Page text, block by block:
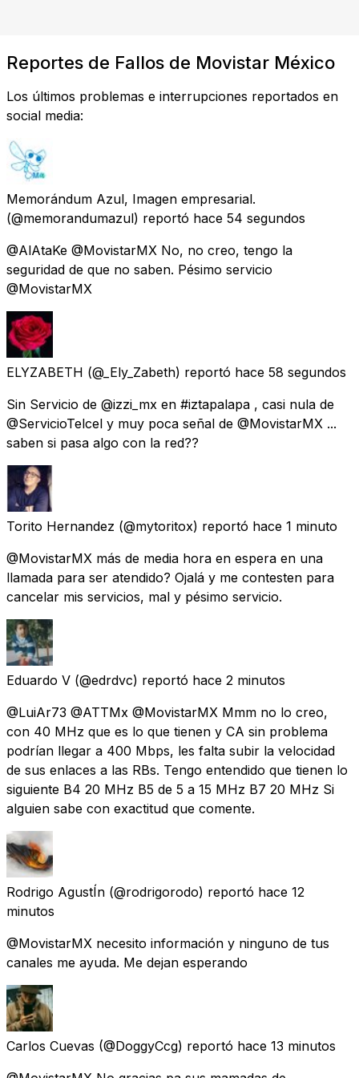
Reportes de Fallos de Movistar México
Los últimos problemas e interrupciones reportados en
social media:
Memorándum Azul, Imagen empresarial.
(@memorandumazul) reportó hace 54 segundos
@AlAtaKe @MovistarMX No, no creo, tengo la
seguridad de que no saben. Pésimo servicio
@MovistarMX
ELYZABETH (@_Ely_Zabeth) reportó hace 58 segundos
Sin Servicio de @izzi_mx en #iztapalapa , casi nula de
@ServicioTelcel y muy poca señal de @MovistarMX ...
saben si pasa algo con la red??
Torito Hernandez (@mytoritox) reportó hace 1 minuto
@MovistarMX más de media hora en espera en una
llamada para ser atendido? Ojalá y me contesten para
cancelar mis servicios, mal y pésimo servicio.
Eduardo V (@edrdvc) reportó hace 2 minutos
@LuiAr73 @ATTMx @MovistarMX Mmm no lo creo,
con 40 MHz que es lo que tienen y CA sin problema
podrían llegar a 400 Mbps, les falta subir la velocidad
de sus enlaces a las RBs. Tengo entendido que tienen lo
siguiente B4 20 MHz B5 de 5 a 15 MHz B7 20 MHz Si
alguien sabe con exactitud que comente.
Rodrigo AgustÍn (@rodrigorodo) reportó hace 12
minutos
@MovistarMX necesito información y ninguno de tus
canales me ayuda. Me dejan esperando
Carlos Cuevas (@DoggyCcg) reportó hace 13 minutos